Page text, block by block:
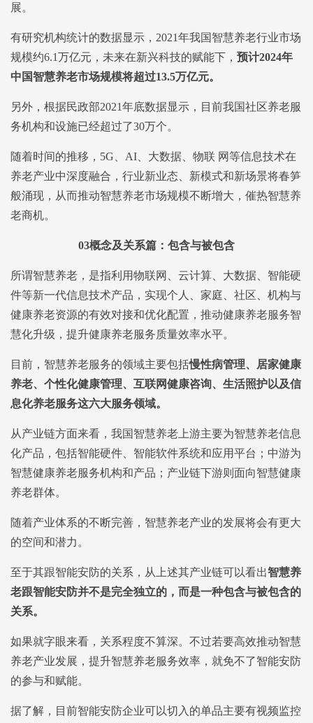
展。
有研究机构统计的数据显示，2021年我国智慧养老行业市场
规模约6.1万亿元，未来在新兴科技的赋能下， 预计2024年
中国智慧养老市场规模将超过13.5万亿元。
另外，根据民政部2021年底数据显示，目前我国社区养老服
务机构和设施已经超过了30万个。
随着时间的推移，5G、AI、大数据、物联 网等信息技术在
养老产业中深度融合，行业新业态、新模式和新场景将春笋
般涌现，从而推动智慧养老市场规模不断增大，催热智慧养
老商机。
03概念及关系篇：包含与被包含
所谓智慧养老，是指利用物联网、云计算、大数据、智能硬
件等新一代信息技术产品，实现个人、家庭、社区、机构与
健康养老资源的有效对接和优化配置，推动健康养老服务智
慧化升级，提升健康养老服务质量效率水平。
目前，智慧养老服务的领域主要包括慢性病管理、居家健康
养老、个性化健康管理、互联网健康咨询、生活照护以及信
息化养老服务这六大服务领域。
从产业链方面来看，我国智慧养老上游主要为智慧养老信息
化产品，包括智能硬件、智能软件系统和应用平台；中游为
智慧健康养老服务机构和产品；产业链下游则面向智慧健康
养老群体。
随着产业体系的不断完善，智慧养老产业的发展将会有更大
的空间和潜力。
至于其跟智能安防的关系，从上述其产业链可以看出智慧养
老跟智能安防并不是完全独立的，而是一种包含与被包含的
关系。
如果就字眼来看，关系程度不算深。不过若要高效推动智慧
养老产业发展，提升智慧养老服务效率，就免不了智能安防
的参与和赋能。
据了解，目前智能安防企业可以切入的单品主要有视频监控